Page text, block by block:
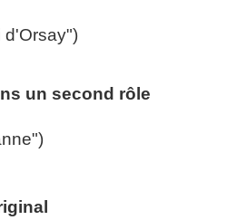
d'Orsay")
un second rôle